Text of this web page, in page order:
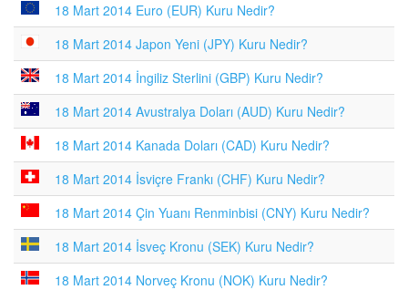
18 Mart 2014 Euro (EUR) Kuru Nedir?
18 Mart 2014 Japon Yeni (JPY) Kuru Nedir?
18 Mart 2014 İngiliz Sterlini (GBP) Kuru Nedir?
18 Mart 2014 Avustralya Doları (AUD) Kuru Nedir?
18 Mart 2014 Kanada Doları (CAD) Kuru Nedir?
18 Mart 2014 İsviçre Frankı (CHF) Kuru Nedir?
18 Mart 2014 Çin Yuanı Renminbisi (CNY) Kuru Nedir?
18 Mart 2014 İsveç Kronu (SEK) Kuru Nedir?
18 Mart 2014 Norveç Kronu (NOK) Kuru Nedir?